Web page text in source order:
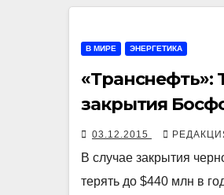
В МИРЕ ЭНЕРГЕТИКА
«Транснефть»:
закрытия
03.12.2015
В случае закрытия
терять до $440 млн в